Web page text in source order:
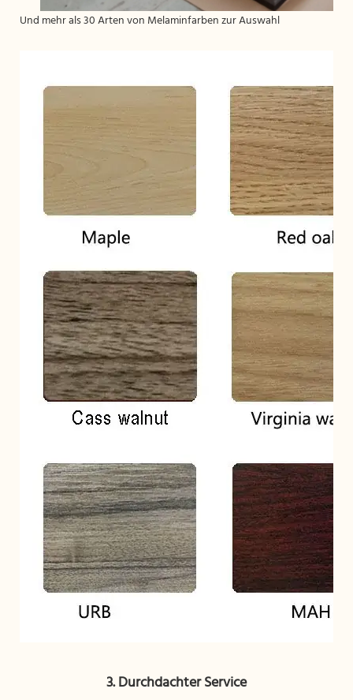
Und mehr als 30 Arten von Melaminfarben zur Auswahl